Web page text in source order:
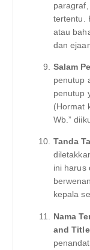
tertentu.
atau
dan
Salam
penutup
penutup
(Hormat
Wb.”
Tanda
ini harus
kepala
Nama
and